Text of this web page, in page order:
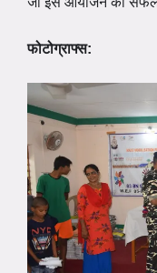
फोटोग्राफ्स: